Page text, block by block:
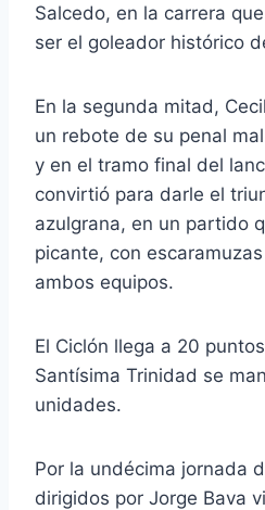
Salcedo, en la carrera
ser el goleador histórico
En la segunda mitad,
un rebote de su penal
y en el tramo final del
convirtió para darle el
azulgrana, en un partido
picante, con
ambos equipos.
El Ciclón llega a 20
Santísima Trinidad se
unidades.
Por la undécima jornada
dirigidos por Jorge Bava